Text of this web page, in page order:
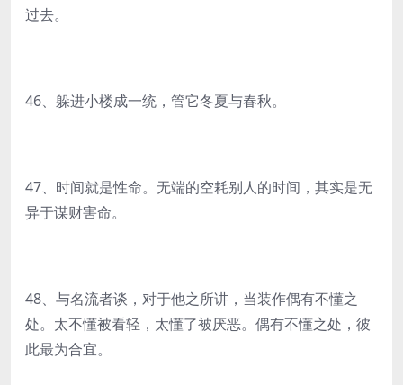
过去。
46、躲进小楼成一统，管它冬夏与春秋。
47、时间就是性命。无端的空耗别人的时间，其实是无
异于谋财害命。
48、与名流者谈，对于他之所讲，当装作偶有不懂之
处。太不懂被看轻，太懂了被厌恶。偶有不懂之处，彼
此最为合宜。